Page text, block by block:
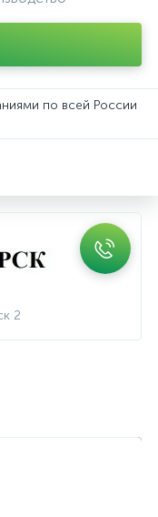
по всей России
2